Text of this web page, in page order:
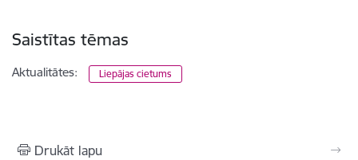
Saistītas tēmas
Aktualitātes: Liepājas cietums
Drukāt lapu